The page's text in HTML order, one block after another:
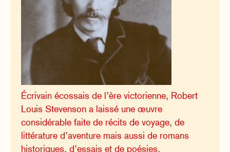
Écrivain écossais de l’ère victorienne, Robert
Louis Stevenson a laissé une œuvre
considérable faite de récits de voyage, de
littérature d’aventure mais aussi de romans
historiques, d’essais et de poésies.